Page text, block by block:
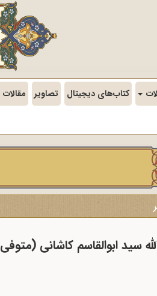
کتاب‌های دیجیتال تصاویر مقالات
سید ابوالقاسم کاشانی (متوفی 1340/12/23)